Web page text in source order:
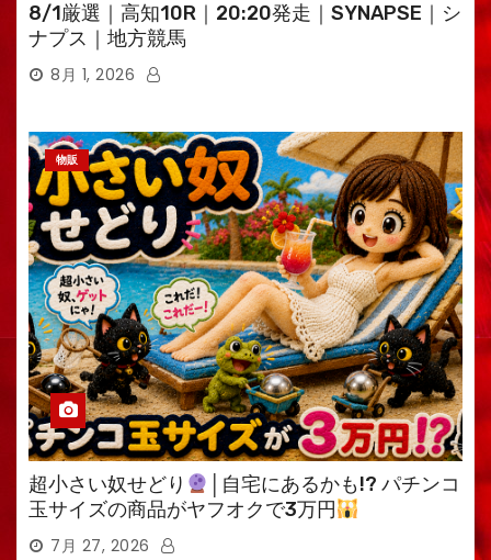
8/1厳選｜高知10R｜20:20発走｜SYNAPSE｜シ
ナプス｜地方競馬
8月 1, 2026
物販
超小さい奴せどり
│自宅にあるかも!? パチンコ
玉サイズの商品がヤフオクで3万円
7月 27, 2026